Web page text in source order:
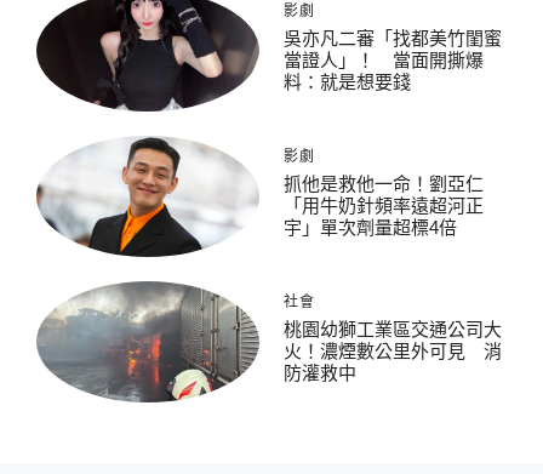
影劇
吳亦凡二審「找都美竹閨蜜
當證人」！ 當面開撕爆
料：就是想要錢
影劇
抓他是救他一命！劉亞仁
「用牛奶針頻率遠超河正
宇」單次劑量超標4倍
社會
桃園幼獅工業區交通公司大
火！濃煙數公里外可見 消
防灌救中